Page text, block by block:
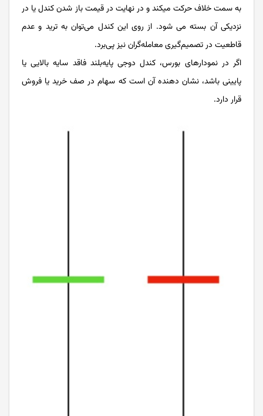
به سمت خلاف حرکت میکند و در نهایت در قیمت باز شدن کندل یا در
نزدیکی آن بسته می شود. از روی این کندل می‌توان به ترید و عدم
قاطعیت در تصمیم‌گیری معامله‌گران نیز پی‌برد.
اگر در نمودارهای بورس، کندل دوجی پایه‌بلند فاقد سایه بالایی یا
پایینی باشد، نشان ‌دهنده آن است که سهام در صف خرید یا فروش
قرار دارد.